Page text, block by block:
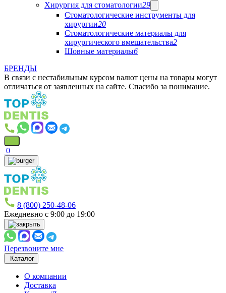
Хирургия для стоматологии29
Стоматологические инструменты для
хирургии20
Стоматологические материалы для
хирургического вмешательства2
Шовные материалы6
БРЕНДЫ
В связи с нестабильным курсом валют цены на товары могут
отличаться от заявленных на сайте. Спасибо за понимание.
0
8 (800) 250-48-06
Ежедневно с 9:00 до 19:00
Перезвоните мне
Каталог
О компании
Доставка